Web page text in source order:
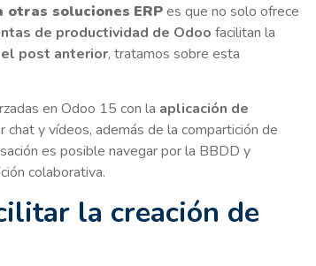
otras soluciones ERPes que no solo ofrece
de productividad de Odoo facilitan la
el post anterior, tratamos sobre esta
en Odoo 15 con la aplicación de
chat y vídeos, además de la compartición de
es posible navegar por la BBDD y
colaborativa.
la creación de